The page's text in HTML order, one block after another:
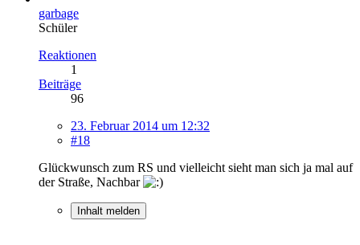
garbage
Schüler
Reaktionen
1
Beiträge
96
23. Februar 2014 um 12:32
#18
Glückwunsch zum RS und vielleicht sieht man sich ja mal auf
der Straße, Nachbar
Inhalt melden